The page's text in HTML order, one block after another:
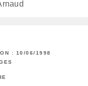
: 10/06/1998